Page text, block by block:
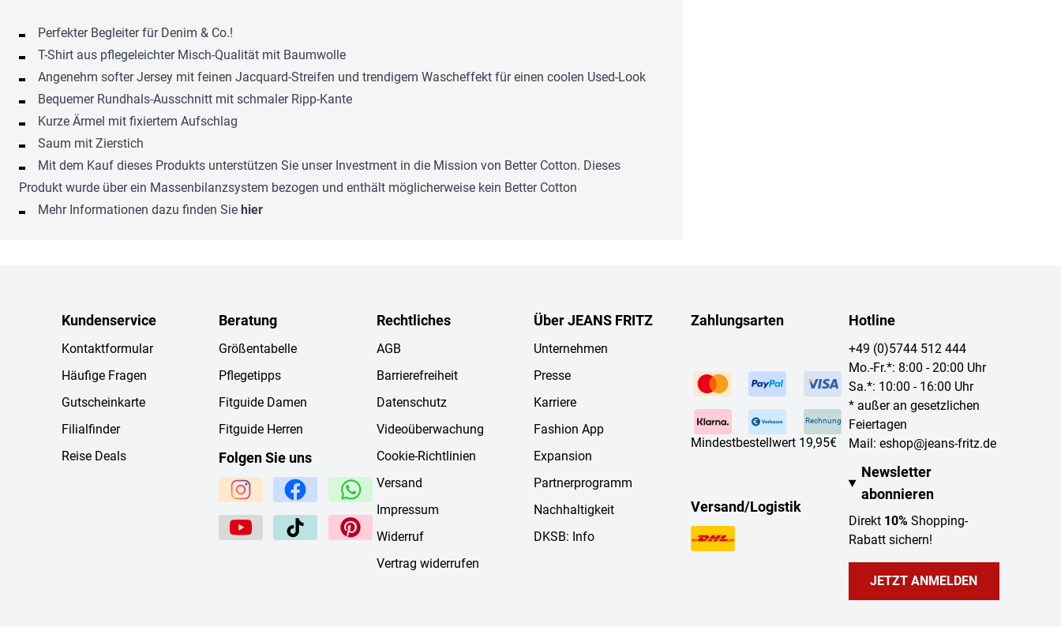
Perfekter Begleiter für Denim & Co.!
T-Shirt aus pflegeleichter Misch-Qualität mit Baumwolle
Angenehm softer Jersey mit feinen Jacquard-Streifen und trendigem Wascheffekt für einen coolen Used-Look
Bequemer Rundhals-Ausschnitt mit schmaler Ripp-Kante
Kurze Ärmel mit fixiertem Aufschlag
Saum mit Zierstich
Mit dem Kauf dieses Produkts unterstützen Sie unser Investment in die Mission von Better Cotton. Dieses
Produkt wurde über ein Massenbilanzsystem bezogen und enthält möglicherweise kein Better Cotton
Mehr Informationen dazu finden Sie hier
Kundenservice
Kontaktformular
Häufige Fragen
Gutscheinkarte
Filialfinder
Reise Deals
Beratung
Größentabelle
Pflegetipps
Fitguide Damen
Fitguide Herren
Folgen Sie uns
Rechtliches
AGB
Barrierefreiheit
Datenschutz
Videoüberwachung
Cookie-Richtlinien
Versand
Impressum
Widerruf
Vertrag widerrufen
Über JEANS FRITZ
Unternehmen
Presse
Karriere
Fashion App
Expansion
Partnerprogramm
Nachhaltigkeit
DKSB: Info
Zahlungsarten
Rechnung
Mindestbestellwert 19,95€
Versand/Logistik
Hotline
+49 (0)5744 512 444
Mo.-Fr.*: 8:00 - 20:00 Uhr
Sa.*: 10:00 - 16:00 Uhr
* außer an gesetzlichen
Feiertagen
Mail: eshop@jeans-fritz.de
Newsletter
abonnieren
Direkt 10%Shopping-
Rabatt sichern!
JETZT ANMELDEN